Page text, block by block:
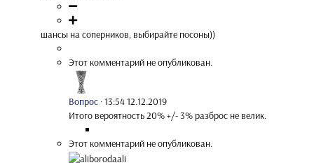
шансы на соперников, выбирайте посоны))
Этот комментарий не опубликован.
Вопрос ·13:54 12.12.2019
Итого вероятность 20% +/- 3% разброс не велик.
Этот комментарий не опубликован.